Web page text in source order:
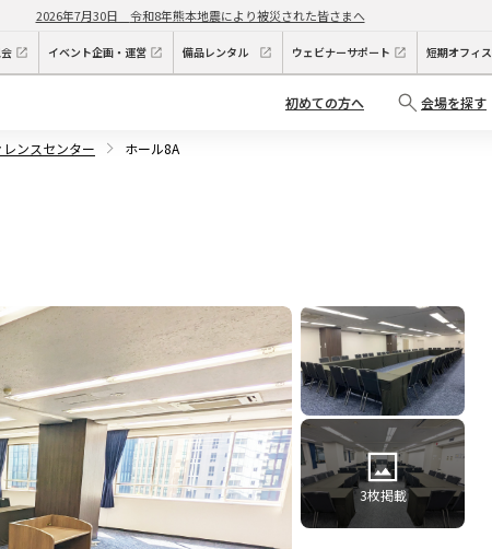
2026年7月30日 令和8年熊本地震により被災された皆さまへ
イベント企画・運営 備品レンタル ウェビナーサポート 短期オフィス
初めての方へ 会場を探す
ンスセンター ホール8A
3枚掲載